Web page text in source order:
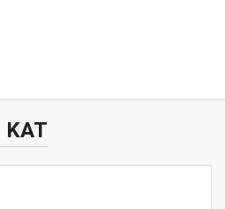
KAT